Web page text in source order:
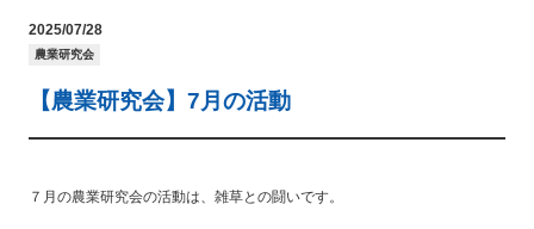
2025/07/28
農業研究会
【農業研究会】7月の活動
７月の農業研究会の活動は、雑草との闘いです。